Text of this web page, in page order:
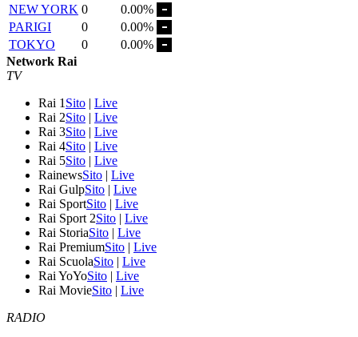
NEW YORK 0
0.00%
PARIGI
0
0.00%
TOKYO
0
0.00%
Network Rai
TV
Rai 1 Sito | Live
Rai 2Sito | Live
Rai 3Sito | Live
Rai 4Sito | Live
Rai 5Sito | Live
RainewsSito | Live
Rai GulpSito | Live
Rai SportSito | Live
Rai Sport 2Sito | Live
Rai StoriaSito | Live
Rai PremiumSito | Live
Rai ScuolaSito | Live
Rai YoYoSito | Live
Rai MovieSito | Live
RADIO